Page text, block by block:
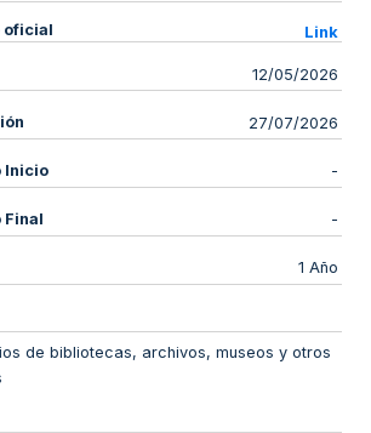
oficial Link
12/05/2026
27/07/2026
Inicio -
Final -
1 Año
de bibliotecas, archivos, museos y otros